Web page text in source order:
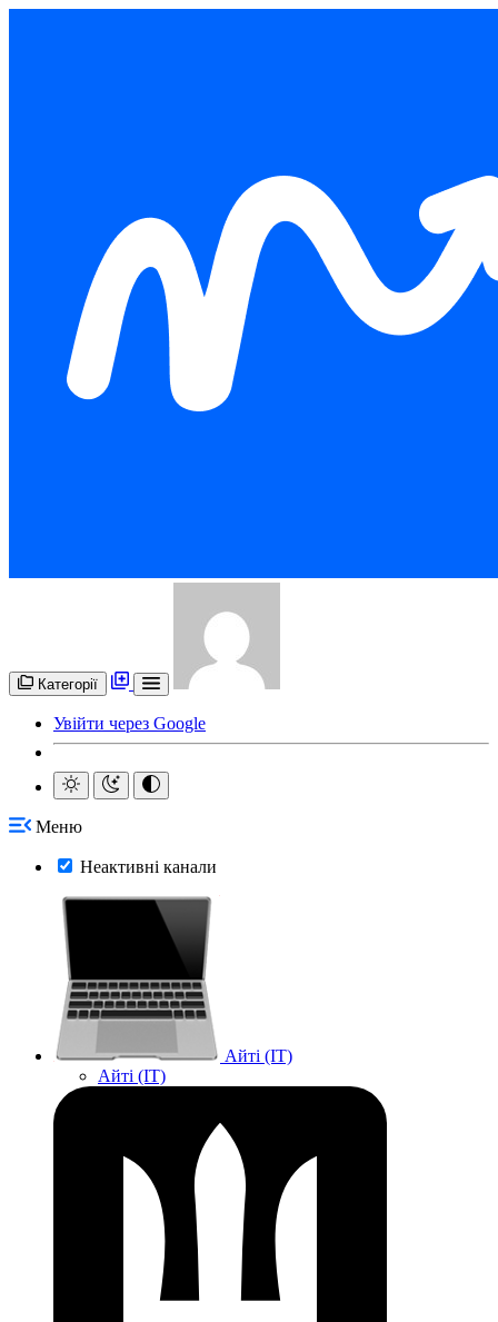
Категорії
Увійти через Google
Меню
Неактивні канали
Айті (IT)
Айті (IT)